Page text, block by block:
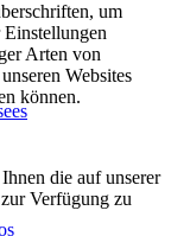
um
Arten von
Websites
können.
die auf unserer
Verfügung zu